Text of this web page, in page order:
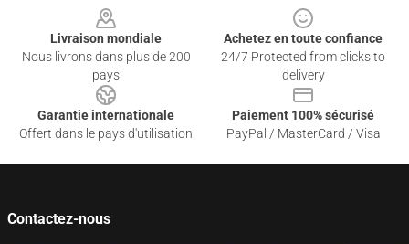
Livraison mondiale
Nous livrons dans plus de 200
pays
Achetez en toute confiance
24/7 Protected from clicks to
delivery
Garantie internationale
Offert dans le pays d'utilisation
Paiement 100% sécurisé
PayPal / MasterCard / Visa
Contactez-nous